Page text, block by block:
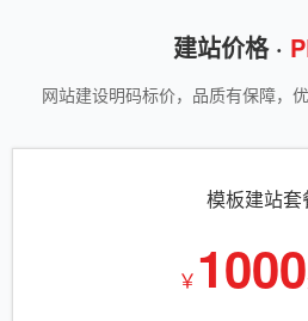
建站价格 ·
网站建设明码标价，品质有保障，
模板建站套
￥ 1000